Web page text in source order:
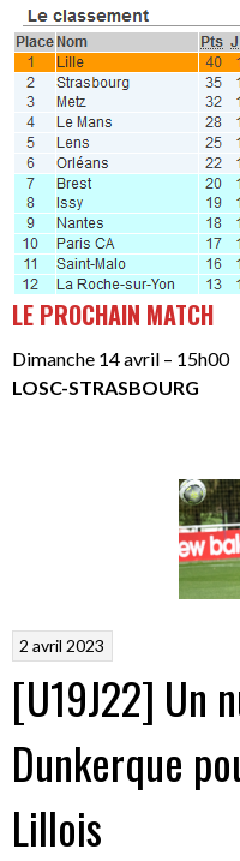
LE PROCHAIN MATCH
Dimanche 14 avril – 15h00
LOSC-STRASBOURG
2 avril 2023
[U19J22] Un
Dunkerque
Lillois